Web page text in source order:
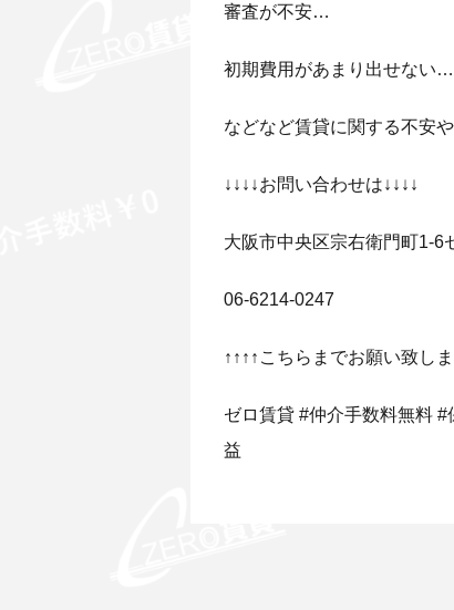
審査が不安…
初期費用があまり出せない…
などなど賃貸に関する不安
↓↓↓↓お問い合わせは↓↓↓↓
大阪市中央区宗右衛門町1-6
06-6214-0247
↑↑↑↑こちらまでお願い致し
ゼロ賃貸 #仲介手数料無料
益